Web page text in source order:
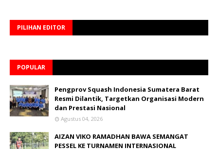
PILIHAN EDITOR
POPULAR
Pengprov Squash Indonesia Sumatera Barat
Resmi Dilantik, Targetkan Organisasi Modern
dan Prestasi Nasional
Agustus 04, 2026
AIZAN VIKO RAMADHAN BAWA SEMANGAT
PESSEL KE TURNAMEN INTERNASIONAL